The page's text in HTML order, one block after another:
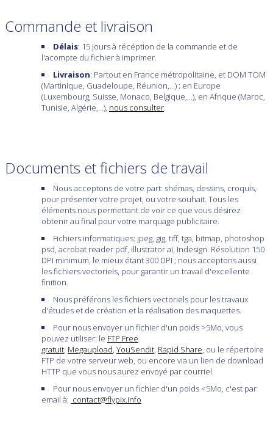
Commande et livraison
Délais: 15 jours à récéption de la commande et de
l'acompte du fichier à imprimer.
Livraison: Partout en France métropolitaine, et DOM TOM
(Martinique, Guadeloupe, Réunion,...) ; en Europe
(Luxembourg, Suisse, Monaco, Belgique,...), en Afrique (Maroc,
Tunisie, Algérie,...), nous consulter
Documents et fichiers de travail
Nous acceptons de votre part: shémas, dessins, croquis,
pour présenter votre projet, ou votre souhait. Tous les
éléments nous permettant de voir ce que vous désirez
obtenir au final pour votre marquage publicitaire.
Fichiers informatiques: jpeg, gig, tiff, tga, bitmap, photoshop
psd, acrobat reader pdf, illustrator ai, Indesign. Résolution 150
DPI minimum, le mieux étant 300 DPI ; nous acceptons aussi
les fichiers vectoriels, pour garantir un travail d'excellente
finition.
Nous préférons les fichiers vectoriels pour les travaux
d'études et de création et la réalisation des maquettes.
Pour nous envoyer un fichier d'un poids >5Mo, vous
pouvez utiliser: le FTP Free
gratuit Megaupload YouSendit Rapid Share , ou le répertoire
FTP de votre serveur web, ou encore via un lien de download
HTTP que vous nous aurez envoyé par courriel.
Pour nous envoyer un fichier d'un poids <5Mo, c'est par
email à: contact@flypix.info